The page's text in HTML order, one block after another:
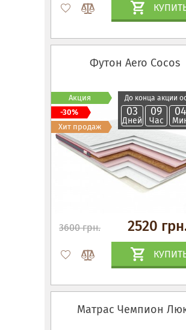
Футон Aero Cocos
До конца акции
03
Дней
09
Час
04
3600 грн. 2520
Акция
-30%
Хит продаж
Матрас Чемпион